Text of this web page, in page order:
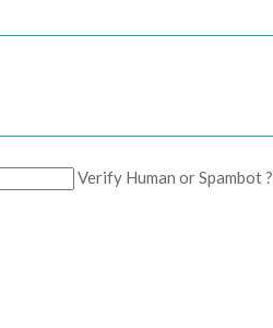
Verify Human or Spambot ?